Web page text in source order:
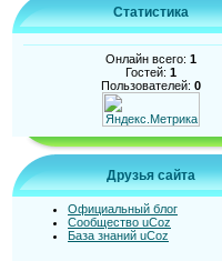
Статистика
Онлайн всего: 1
Гостей: 1
Пользователей: 0
Друзья сайта
Официальный блог
Сообщество uCoz
База знаний uCoz